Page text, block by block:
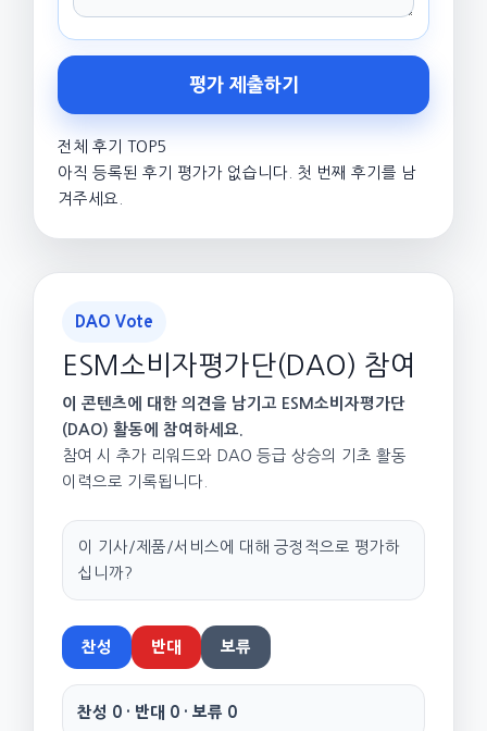
평가 제출하기
전체 후기 TOP5
아직 등록된 후기 평가가 없습니다. 첫 번째 후기를 남
겨주세요.
DAO Vote
ESM소비자평가단(DAO) 참여
이 콘텐츠에 대한 의견을 남기고 ESM소비자평가단
(DAO) 활동에 참여하세요.
참여 시 추가 리워드와 DAO 등급 상승의 기초 활동
이력으로 기록됩니다.
이 기사/제품/서비스에 대해 긍정적으로 평가하
십니까?
찬성 반대 보류
찬성 0 · 반대 0 · 보류 0